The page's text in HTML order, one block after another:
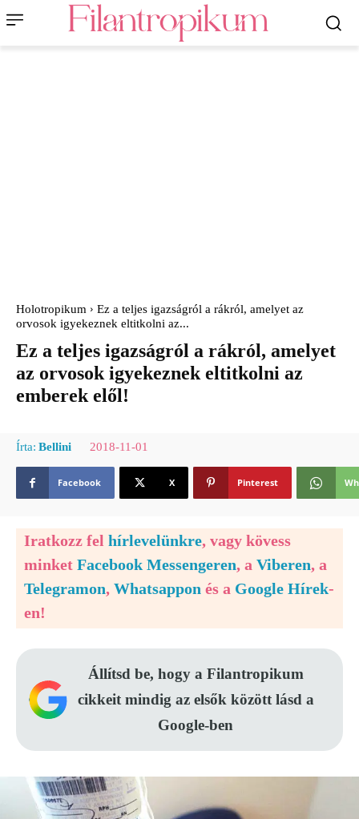
Holotropikum
Ez a teljes igazságról a rákról, amelyet az
orvosok igyekeznek eltitkolni az...
Ez a teljes igazságról a rákról, amelyet
az orvosok igyekeznek eltitkolni az
emberek elől!
Írta: Bellini 2018-11-01
Facebook X Pinterest
Iratkozz fel hírlevelünkre, vagy kövess
minket Facebook Messengeren, a Viberen, a
Telegramon, Whatsappon és a Google Hírek-
en!
Állítsd be, hogy a Filantropikum
cikkeit mindig az elsők között lásd a
Google-ben